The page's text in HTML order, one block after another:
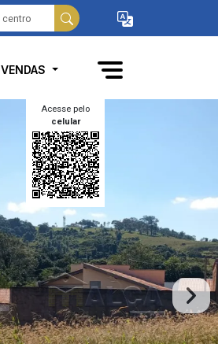
VENDAS
Acesse pelo
celular